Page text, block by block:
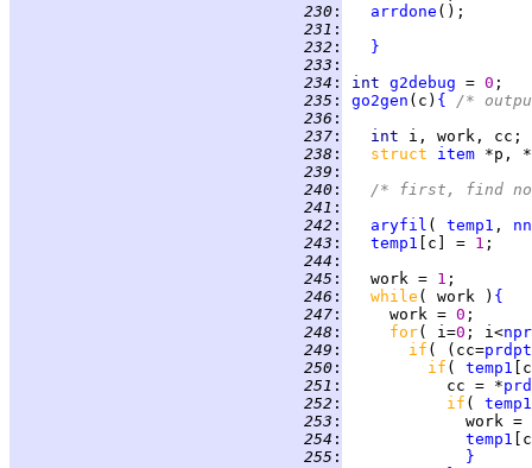
230 : arrdone
231 :
232 :
}
233 :
234 : int g2debug = 0
235 : go2gen (c) {
/*
236 :
237 : int
238 : struct item
239 :
240 :
/* first, find
241 :
242 : aryfil ( temp1 ,
243 : temp1 [c] = 1
244 :
245 :
   work =
1
246 : while ( work ) {
247 :
     work =
0
248 : for( i=0 ; i<
249 : if ( (cc=
250 : if ( temp1
251 :
           cc = *
252 : if ( temp1
253 :
             work =
254 : temp1
255 :
}